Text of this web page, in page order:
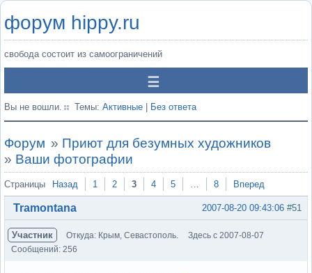
форум hippy.ru
свобода состоит из самоограничений
Вы не вошли. Темы: Активные Без ответа
Форум » Приют для безумных художников
» Ваши фотографии
Страницы Назад 1 2 3 4 5 … 8 Вперед
#51
2007-08-20 09:43:06
Tramontana
Участник Откуда: Крым, Севастополь.
Здесь с 2007-08-07
Сообщений: 256